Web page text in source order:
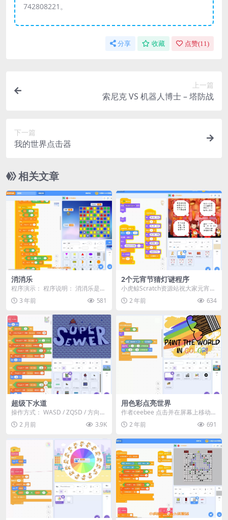
742808221。
分享 收藏 点赞(11 )
上一篇
索尼克 VS 机器人博士 – 塔防战
下一篇
我的世界点击器
相关文章
消消乐
程序演示： 程序说明： 消消乐是一
款经典的消除类游戏，玩家需要通
过点击鼠标来交换...
3 年前 581
2个元宵节猜灯谜程序
小虎鲸Scratch资源站祝大家元宵节
快乐，愿大家健健康康团团圆圆！
本次给大家...
2 年前 634
超级下水道
操作方式： WASD / ZQSD / 方向
键 —— 移动 下方向键 —— 下蹲...
2 月前 3.9K
用色彩点亮世界
作者ceebee 点击并在屏幕上移动，
揭示下面丰富多彩的图像。 按空格
键或点击右...
2 年前 691